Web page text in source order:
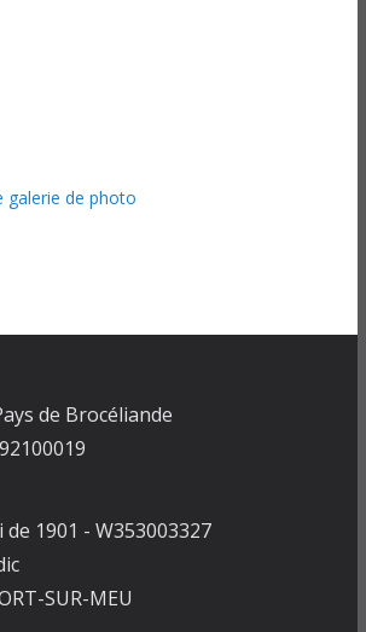
galerie de photo
de Brocéliande
1901 - W353003327
SUR-MEU